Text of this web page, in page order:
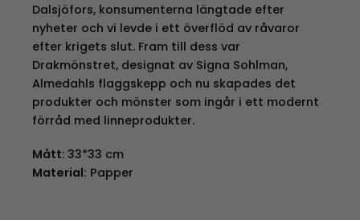
Dalsjöfors, konsumenterna längtade efter
nyheter och vi levde i ett överflöd av råvaror
efter krigets slut. Fram till dess var
Drakmönstret, designat av Signa Sohlman,
Almedahls flaggskepp och nu skapades det
produkter och mönster som ingår i ett modernt
förråd med linneprodukter.
Mått: 33*33 cm
Material: Papper